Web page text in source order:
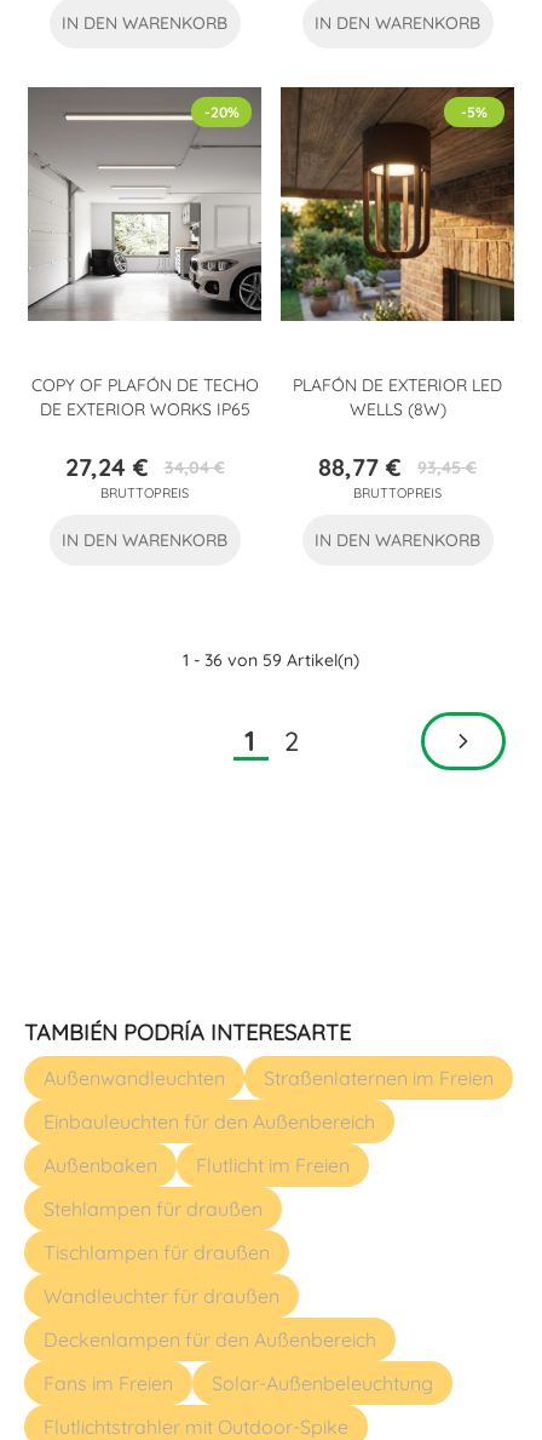
IN DEN WARENKORB IN DEN WARENKORB
COPY OF PLAFÓN DE TECHO
DE EXTERIOR WORKS IP65
Preis
27,24 €Verkaufspreis
34,04 €
BRUTTOPREIS
-20%
IN DEN WARENKORB
PLAFÓN DE EXTERIOR LED
WELLS (8W)
Preis
88,77 €Verkaufspreis
93,45 €
BRUTTOPREIS
-5%
IN DEN WARENKORB
1 - 36 von 59 Artikel(n)
1 2
TAMBIÉN PODRÍA INTERESARTE
Außenwandleuchten
Straßenlaternen im Freien
Einbauleuchten für den Außenbereich
Außenbaken
Flutlicht im Freien
Stehlampen für draußen
Tischlampen für draußen
Wandleuchter für draußen
Deckenlampen für den Außenbereich
Fans im Freien
Solar-Außenbeleuchtung
Flutlichtstrahler mit Outdoor-Spike